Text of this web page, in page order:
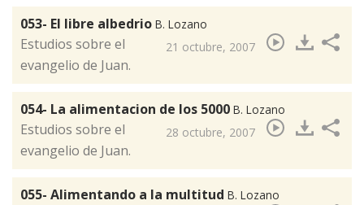
053- El libre albedrio B. Lozano
21 octubre, 2007
Estudios sobre el
evangelio de Juan.
054- La alimentacion de los 5000 B. Lozano
28 octubre, 2007
​Estudios sobre el
evangelio de Juan.
055- Alimentando a la multitud B. Lozano